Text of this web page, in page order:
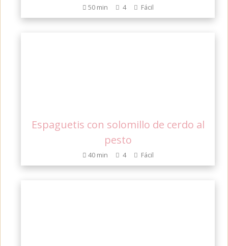
50 min 4 Fácil
Espaguetis con solomillo de cerdo al
pesto
40 min 4 Fácil